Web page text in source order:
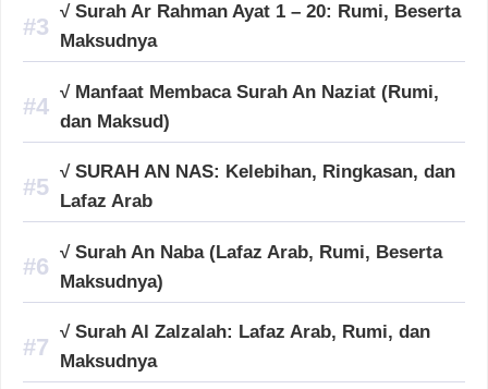
√ Surah Ar Rahman Ayat 1 – 20: Rumi, Beserta
Maksudnya
√ Manfaat Membaca Surah An Naziat (Rumi,
dan Maksud)
√ SURAH AN NAS: Kelebihan, Ringkasan, dan
Lafaz Arab
√ Surah An Naba (Lafaz Arab, Rumi, Beserta
Maksudnya)
√ Surah Al Zalzalah: Lafaz Arab, Rumi, dan
Maksudnya